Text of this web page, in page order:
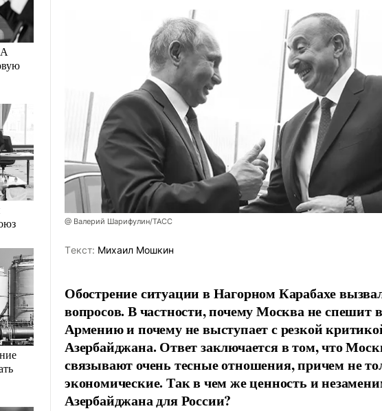
@ Валерий Шарифулин/ТАСС
Tекст: Михаил Мошкин
Обострение ситуации в Нагорном Карабахе
вопросов. В частности, почему Москва не спешит
Армению и почему не выступает с резкой
Азербайджана. Ответ заключается в том, что
связывают очень тесные отношения, причем не
экономические. Так в чем же ценность и
Азербайджана для России?